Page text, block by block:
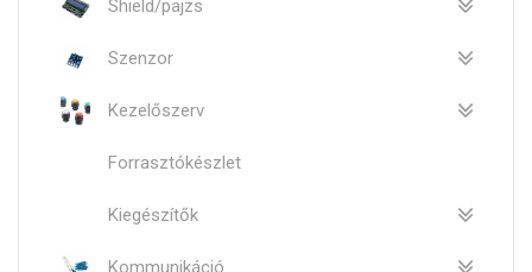
Shield/pajzs
Szenzor
Kezelőszerv
Forrasztókészlet
Kiegészítők
Kommunikáció